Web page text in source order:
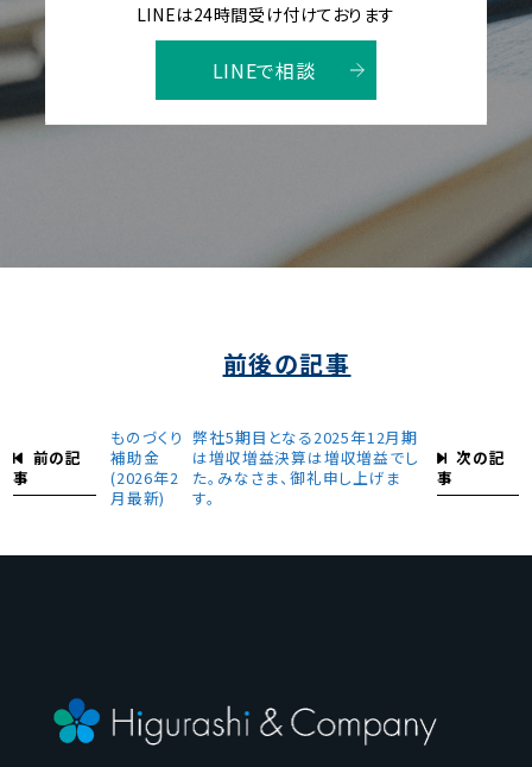
LINEは24時間受け付けております
LINEで相談
前後の記事
前の記
事
ものづくり
補助金
(2026年2
月最新)
次の記
事
弊社5期目となる2025年12月期
は増収増益決算は増収増益でし
た。みなさま、御礼申し上げま
す。